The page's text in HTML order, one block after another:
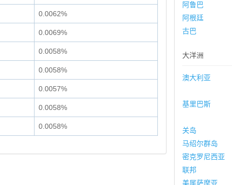
0.0062%
0.0069%
0.0058%
0.0058%
0.0057%
0.0058%
0.0058%
阿鲁巴
阿根廷
古巴
大洋洲
澳大利亚
基里巴斯
关岛
马绍尔群岛
密克罗尼西亚
联邦
美属萨摩亚